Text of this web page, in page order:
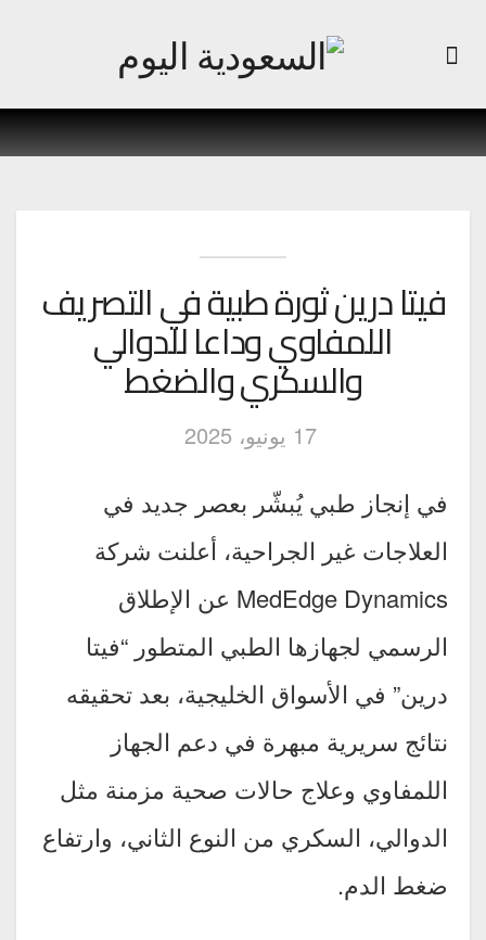
فيتا درين ثورة طبية في التصريف
اللمفاوي وداعا للدوالي
والسكري والضغط
17 يونيو، 2025
في إنجاز طبي يُبشّر بعصر جديد في
العلاجات غير الجراحية، أعلنت شركة
MedEdge Dynamics عن الإطلاق
الرسمي لجهازها الطبي المتطور “فيتا
درين” في الأسواق الخليجية، بعد تحقيقه
نتائج سريرية مبهرة في دعم الجهاز
اللمفاوي وعلاج حالات صحية مزمنة مثل
الدوالي، السكري من النوع الثاني، وارتفاع
ضغط الدم.